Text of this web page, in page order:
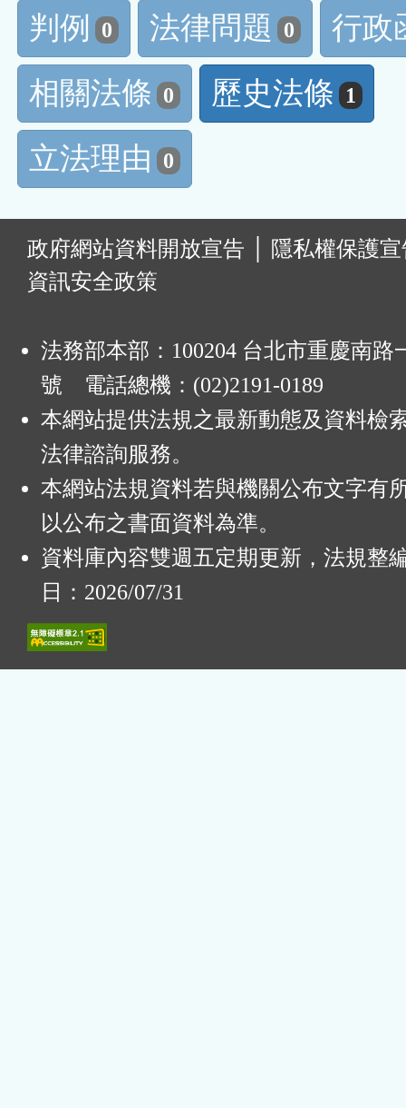
判例
0 法律問題 0
行政
相關法條 0 歷史法條 1
立法理由 0
政府網站資料開放宣告
隱私權保護
資訊安全政策
法務部本部：100204 台北市重慶南路
號 電話總機：(02)2191-0189
本網站提供法規之最新動態及資料檢
法律諮詢服務。
本網站法規資料若與機關公布文字有
以公布之書面資料為準。
資料庫內容雙週五定期更新，法規整
日：2026/07/31